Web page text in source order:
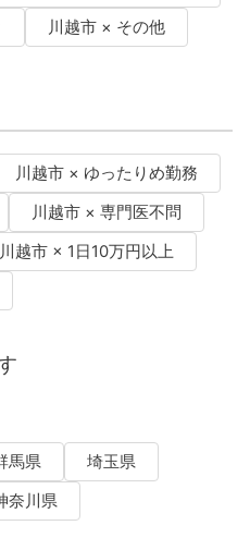
川越市 × その他
川越市 × ゆったりめ勤務
川越市 × 専門医不問
川越市 × 1日10万円以上
馬県
埼玉県
奈川県